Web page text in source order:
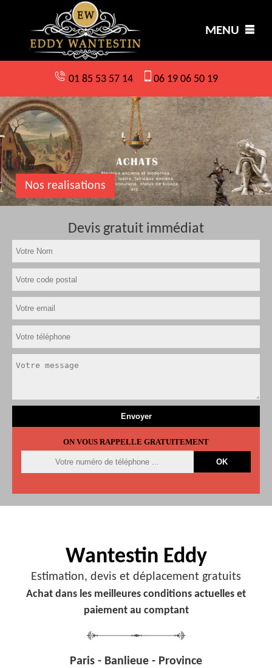
MENU
01 85 53 57 14 06 19 06 50 19
Nos realisations
Devis gratuit immédiat
ON VOUS RAPPELLE GRATUITEMENT
Wantestin Eddy
Estimation, devis et déplacement gratuits
Achat dans les meilleures conditions actuelles et
paiement au comptant
Paris - Banlieue - Province